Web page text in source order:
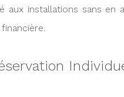
aux installations sans en